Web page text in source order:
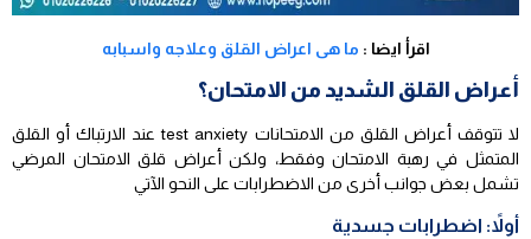
اقرأ ايضا : ما هى اعراض القلق وعلاجه واسبابه
أعراض القلق الشديد من الامتحان؟
لا تتوقف أعراض القلق من الامتحانات test anxiety عند الارتباك أو القلق
المتمثل في رهبة الامتحان وفقط، ولكن أعراض قلق الامتحان المرضي
تشمل بعض جوانب أخرى من الاضطرابات على النحو الآتي
أولاً: اضطرابات جسدية